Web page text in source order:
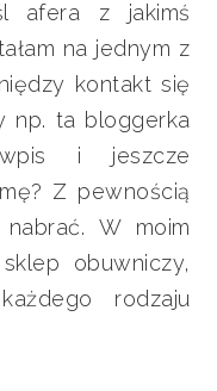
afera z jakimś
na jednym z
kontakt się
np. ta bloggerka
i jeszcze
Z pewnością
W moim
obuwniczy,
rodzaju